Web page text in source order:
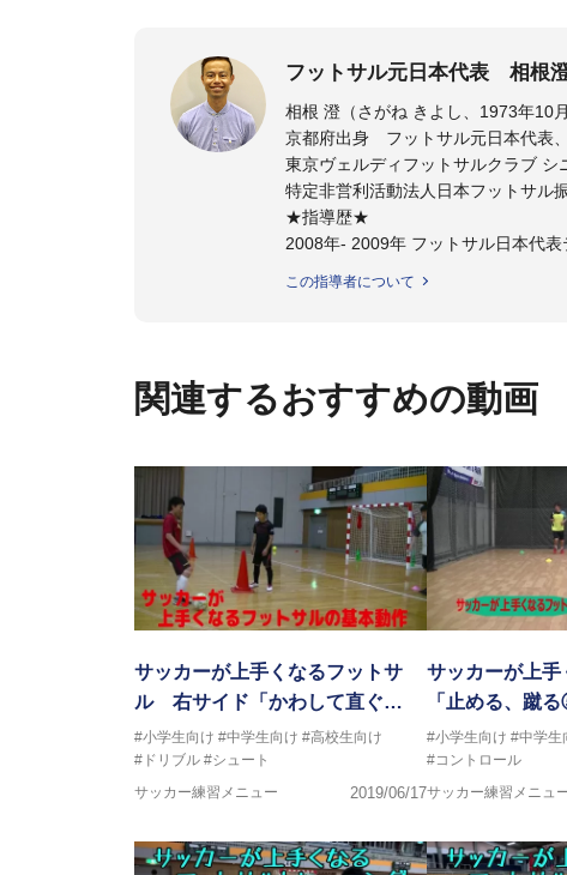
フットサル元日本代表 相根
京都府出身 フットサル元日本代表
東京ヴェルディフットサルクラブ シ
特定非営利活動法人日本フットサル
★指導歴★
2008年- 2009年 フットサル日本代
2020年 -東京ヴェルディフットサル
ットサル選手となる
そのフットサルで、日本代表、イタ
子供たちに伝えさせて頂く為に今回
この指導者について
関連するおすすめの動画
サッカーが上手くなるフットサ
ル 右サイド「かわして直ぐ…
#小学生向け #中学生向け #高校生向け
#ドリブル #シュート
サッカー練習メニュー
2019/06/17
サッカーが上
「止める、蹴る
#小学生向け #中学生
#コントロール
サッカー練習メニュ